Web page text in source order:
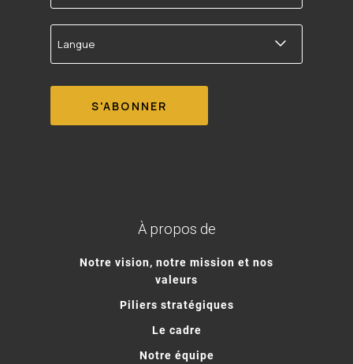
Langue
À propos de
Notre vision, notre mission et nos
valeurs
Piliers stratégiques
Le cadre
Notre équipe